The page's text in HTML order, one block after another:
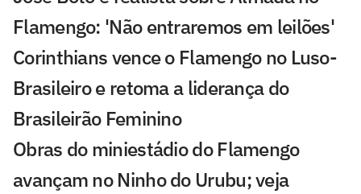
Flamengo: 'Não entraremos em leilões'
Corinthians vence o Flamengo no Luso-
Brasileiro e retoma a liderança do
Brasileirão Feminino
Obras do miniestádio do Flamengo
avançam no Ninho do Urubu; veja